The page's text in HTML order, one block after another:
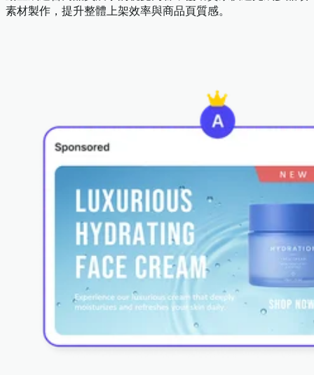
素材製作，提升整體上架效率與商品頁質感。